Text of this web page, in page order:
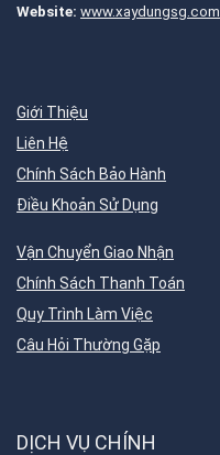
Website: www.xaydungsg.com
Giới Thiệu
Liên Hệ
Chính Sách Bảo Hành
Điều Khoản Sử Dụng
Vận Chuyển Giao Nhận
Chính Sách Thanh Toán
Quy Trình Làm Việc
Câu Hỏi Thường Gặp
DỊCH VỤ CHÍNH